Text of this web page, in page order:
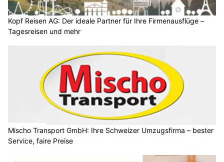
Kopf Reisen AG: Der ideale Partner für Ihre Firmenausflüge –
Tagesreisen und mehr
Mischo Transport GmbH: Ihre Schweizer Umzugsfirma – bester
Service, faire Preise